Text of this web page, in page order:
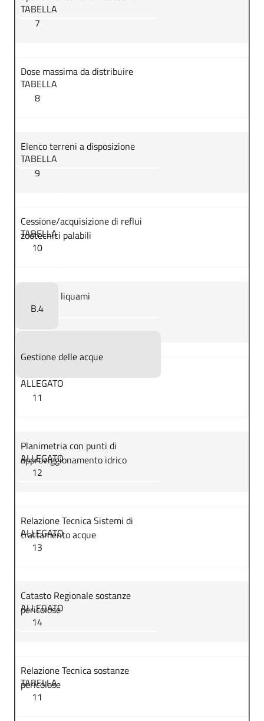
TABELLA
7
Dose massima da distribuire
TABELLA
8
Elenco terreni a disposizione
TABELLA
9
Cessione/acquisizione di reflui
zootecnici palabili
TABELLA
10
Trasporto liquami
B.4
Gestione delle acque
ALLEGATO
11
Planimetria con punti di
approviggionamento idrico
ALLEGATO
12
Relazione Tecnica Sistemi di
trattamento acque
ALLEGATO
13
Catasto Regionale sostanze
pericolose
ALLEGATO
14
Relazione Tecnica sostanze
pericolose
TABELLA
11